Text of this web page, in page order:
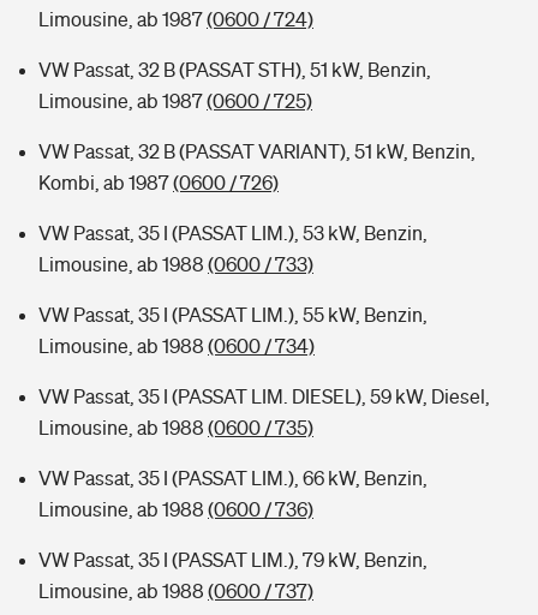
Limousine, ab 1987(0600 / 724)
VW Passat, 32 B (PASSAT STH), 51 kW, Benzin,
Limousine, ab 1987(0600 / 725)
VW Passat, 32 B (PASSAT VARIANT), 51 kW, Benzin,
Kombi, ab 1987(0600 / 726)
VW Passat, 35 I (PASSAT LIM.), 53 kW, Benzin,
Limousine, ab 1988 (0600 / 733)
VW Passat, 35 I (PASSAT LIM.), 55 kW, Benzin,
Limousine, ab 1988 (0600 / 734)
VW Passat, 35 I (PASSAT LIM. DIESEL), 59 kW, Diesel,
Limousine, ab 1988 (0600 / 735)
VW Passat, 35 I (PASSAT LIM.), 66 kW, Benzin,
Limousine, ab 1988 (0600 / 736)
VW Passat, 35 I (PASSAT LIM.), 79 kW, Benzin,
Limousine, ab 1988 (0600 / 737)